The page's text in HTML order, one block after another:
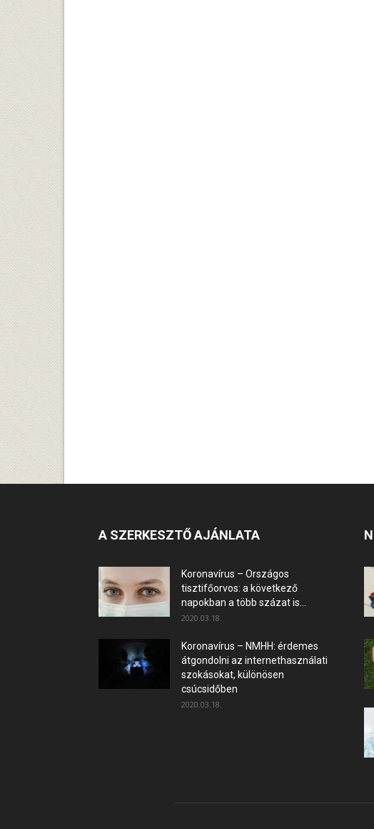
A SZERKESZTŐ AJÁNLATA
Koronavírus – Országos
tisztifőorvos: a következő
napokban a több százat is...
2020.03.18.
Koronavírus – NMHH: érdemes
átgondolni az internethasználati
szokásokat, különösen
csúcsidőben
2020.03.18.